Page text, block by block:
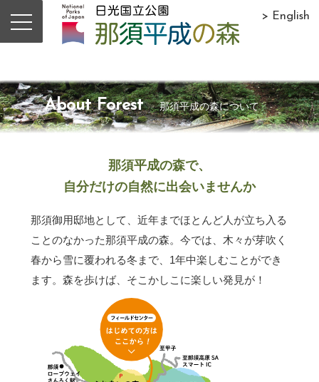
> English
About Forest 那須平成の森について
那須平成の森で、
自分だけの自然に出会いませんか
那須御用邸地として、近年までほとんど人が立ち入る
ことのなかった那須平成の森。今では、木々が芽吹く
春から雪に覆われる冬まで、1年中楽しむことができ
ます。森を歩けば、そこかしこに楽しい発見が！